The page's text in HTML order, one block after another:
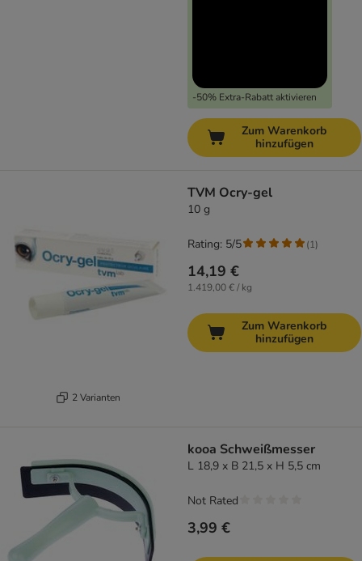
-50% Extra-Rabatt aktivieren
Zum Warenkorb
hinzufügen
2 Varianten
TVM Ocry-gel
10 g
14,19 €
1.419,00 € / kg
Rating: 5/5 (1)
Zum Warenkorb
hinzufügen
kooa Schweißmesser
L 18,9 x B 21,5 x H 5,5 cm
3,99 €
Not Rated